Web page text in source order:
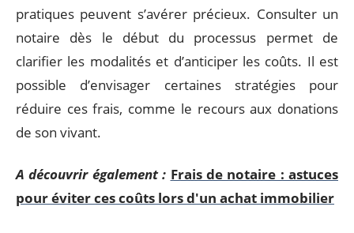
pratiques peuvent s’avérer précieux. Consulter un
notaire dès le début du processus permet de
clarifier les modalités et d’anticiper les coûts. Il est
possible d’envisager certaines stratégies pour
réduire ces frais, comme le recours aux donations
de son vivant.
A découvrir également : Frais de notaire : astuces
pour éviter ces coûts lors d'un achat immobilier